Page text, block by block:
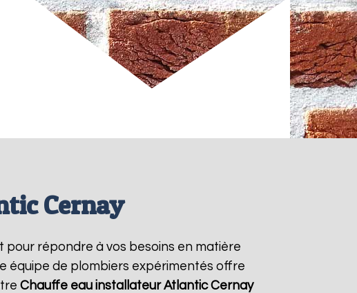
Cernay
répondre à vos besoins en matière
équipe de plombiers expérimentés offre
Chauffe eau installateur Atlantic Cernay